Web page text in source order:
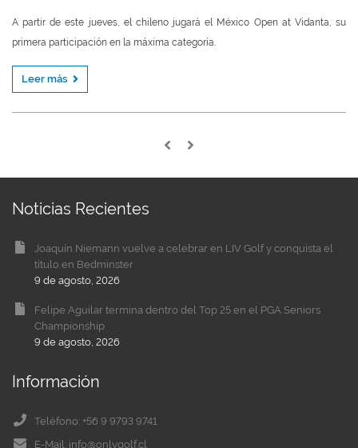
A partir de este jueves, el chileno jugará el México Open at Vidanta, su
primera participación en la máxima categoría.
Leer más
Noticias Recientes
Joaquín Niemann vuelve a celebrar en LIV Golf y conquista el
título en Bedminster
9 de agosto, 2026
Felipe Aguilar termina dentro del Top 25 en el PGA Seniors
Championship
9 de agosto, 2026
Información
Teléfono: +56 9 9793 9741
E-Mail: info@onlygolf.cl